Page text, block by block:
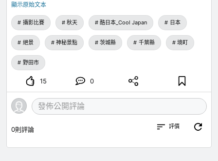
顯示原始文本
攝影比賽 秋天 酷日本_Cool Japan 日本
絕景 神秘景點 茨城縣 千葉縣 境町
野田市
15 0
0則評論 評價